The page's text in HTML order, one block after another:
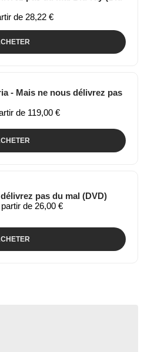
de 28,22 €
- Mais ne nous délivrez pas
de 119,00 €
pas du mal (DVD)
de 26,00 €